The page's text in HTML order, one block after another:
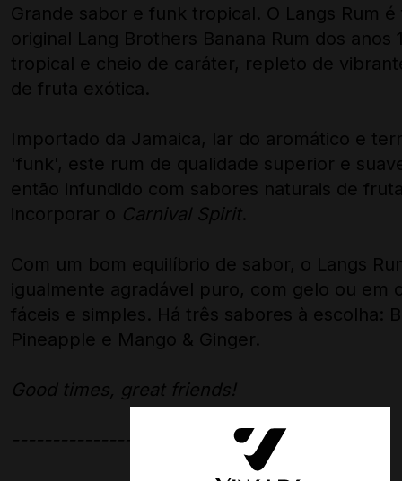
Grande sabor e funk tropical. O Langs Rum é
original Lang Brothers Banana Rum dos anos
tropical e cheio de caráter, repleto de
de fruta exótica.
Importado da Jamaica, lar do aromático e
'funk', este rum de qualidade superior e
então infundido com sabores naturais de
incorporar o Carnival Spirit.
Com um bom equilíbrio de sabor, o Langs
igualmente agradável puro, com gelo ou em
fáceis e simples. Há três sabores à escolha:
Pineapple e Mango & Ginger.
Good times, great friends!
----------------------